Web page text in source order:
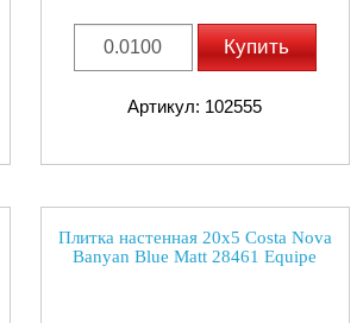
Купить
Артикул: 102555
Плитка настенная 20x5 Costa Nova
Banyan Blue Matt 28461 Equipe